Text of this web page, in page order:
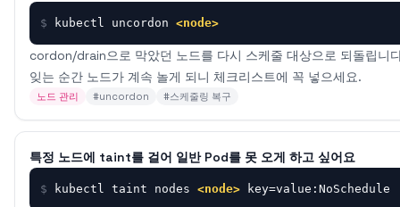
$ kubectl uncordon <node>
cordon/drain으로 막았던 노드를 다시 스케줄 대상으로 되돌립니
잊는 순간 노드가 계속 놀게 되니 체크리스트에 꼭 넣으세요.
노드 관리 #uncordon #스케줄링 복구
특정 노드에 taint를 걸어 일반 Pod를 못 오게 하고 싶어요
$ kubectl taint nodes <node> key=value:NoSchedule